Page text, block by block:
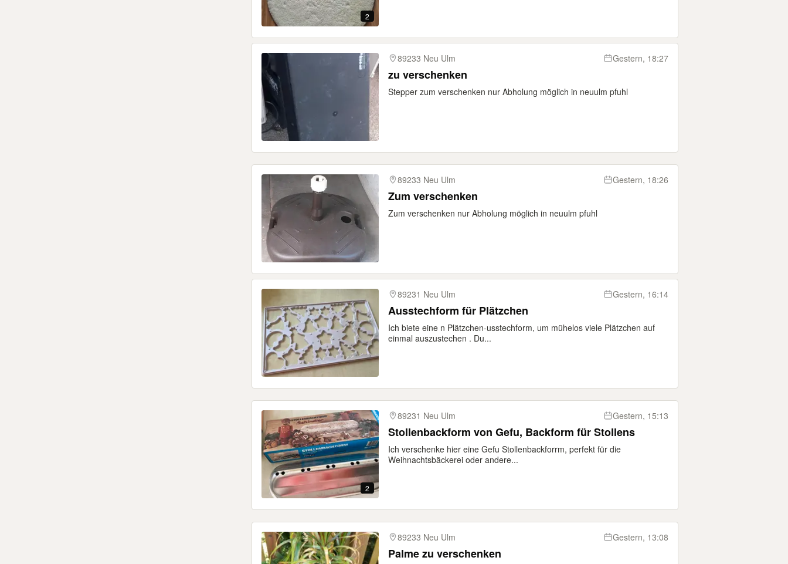
2
89233 Neu Ulm Gestern, 18:27
zu verschenken
Stepper zum verschenken nur Abholung möglich in neuulm pfuhl
89233 Neu Ulm Gestern, 18:26
Zum verschenken
Zum verschenken nur Abholung möglich in neuulm pfuhl
89231 Neu Ulm Gestern, 16:14
Ausstechform für Plätzchen
Ich biete eine n Plätzchen-usstechform, um mühelos viele Plätzchen auf
einmal auszustechen . Du...
2
89231 Neu Ulm Gestern, 15:13
Stollenbackform von Gefu, Backform für Stollens
Ich verschenke hier eine Gefu Stollenbackforrm, perfekt für die
Weihnachtsbäckerei oder andere...
89233 Neu Ulm Gestern, 13:08
Palme zu verschenken